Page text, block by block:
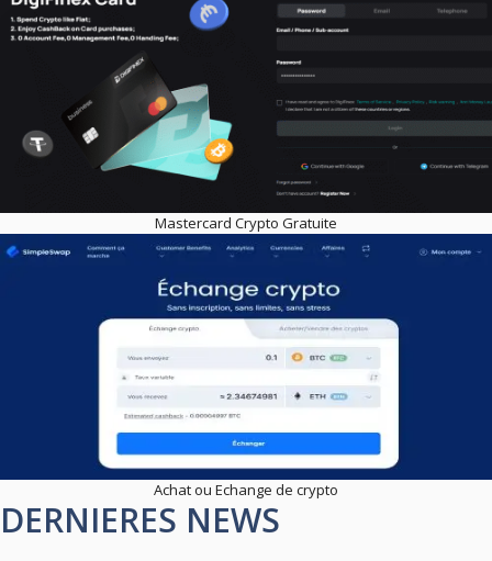
Mastercard Crypto Gratuite
Achat ou Echange de crypto
DERNIERES NEWS